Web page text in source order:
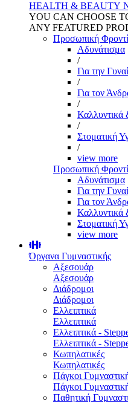
HEALTH & BEAUTY
YOU CAN CHOOSE
ANY FEATURED
Προσωπική
Αδυνάτισμα
/
Για την
/
Για τον
/
Καλλυντικά
/
Στοματική
/
view more
Προσωπική
Αδυνάτισμα
Για την
Για τον
Καλλυντικά
Στοματική
view more
Όργανα Γυμναστικής
Αξεσουάρ
Αξεσουάρ
Διάδρομοι
Διάδρομοι
Ελλειπτικά
Ελλειπτικά
Ελλειπτικά -
Ελλειπτικά -
Κωπηλατικές
Κωπηλατικές
Πάγκοι
Πάγκοι
Παθητική